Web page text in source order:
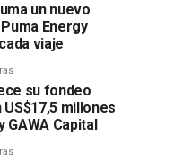
un nuevo
Energy
viaje
su fondeo
millones
GAWA Capital